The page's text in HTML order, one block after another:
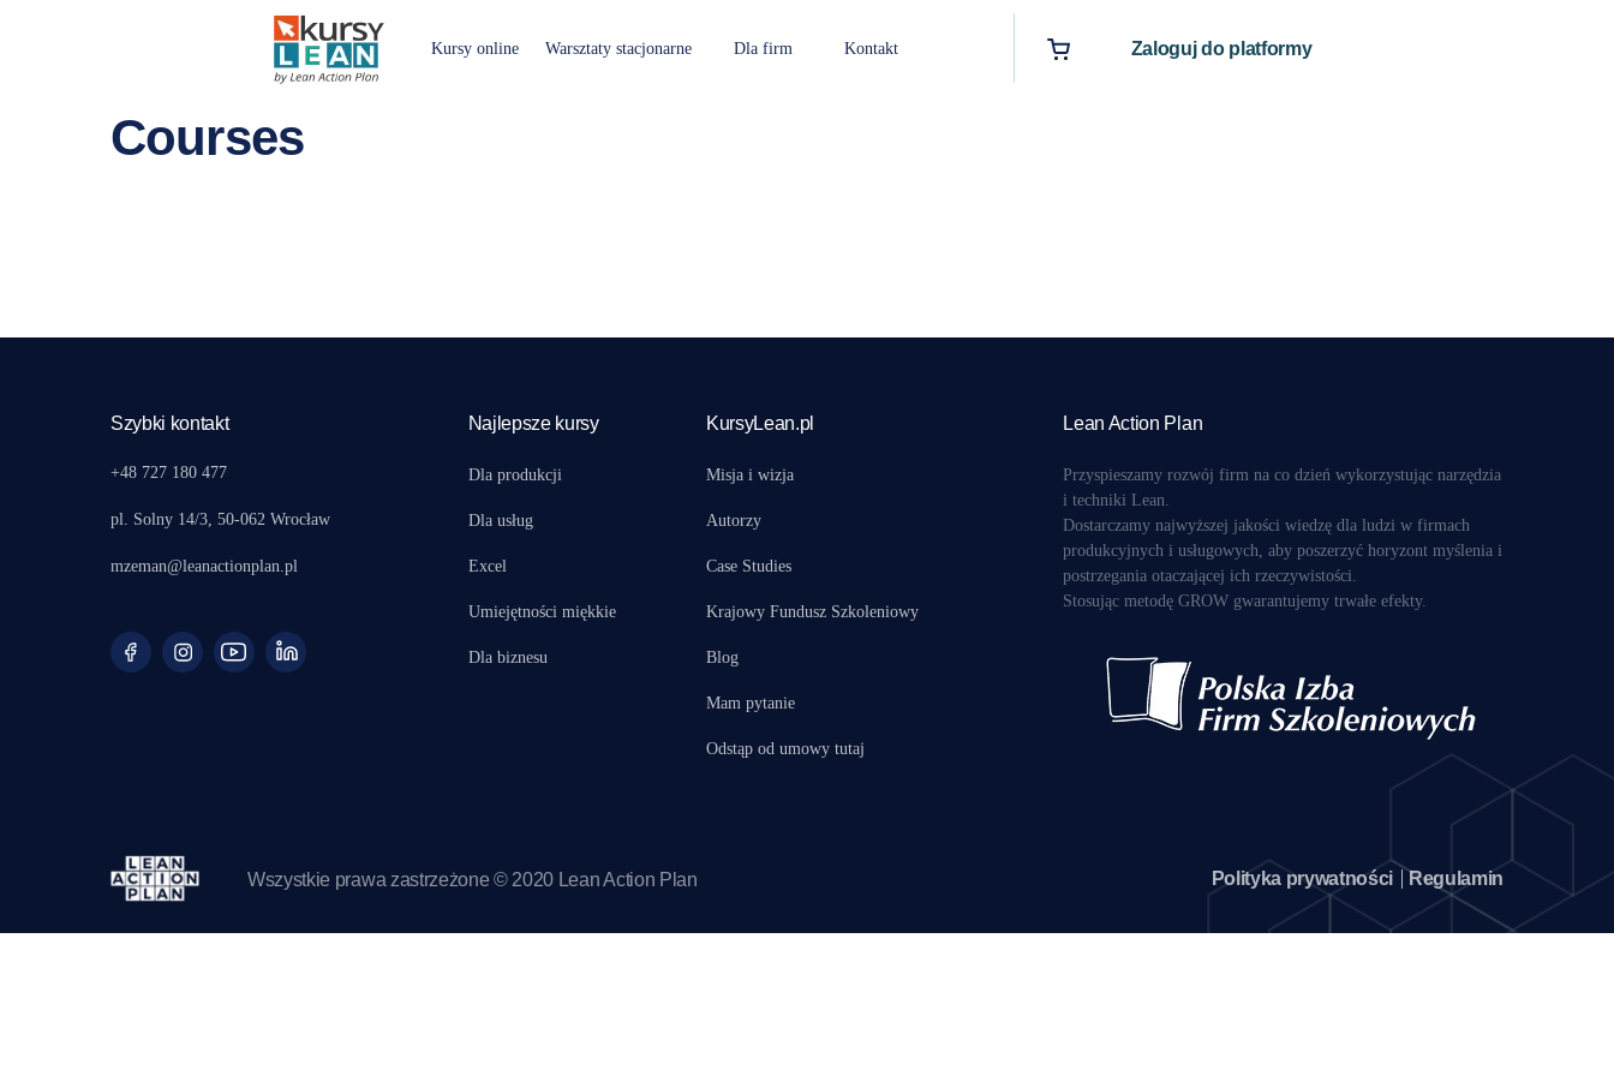
Kursy online Warsztaty stacjonarne Dla firm Kontakt Zaloguj do platformy
Courses
Szybki kontakt
+48 727 180 477
pl. Solny 14/3, 50-062 Wrocław
mzeman@leanactionplan.pl
Najlepsze kursy
Dla produkcji
Dla usług
Excel
Umiejętności miękkie
Dla biznesu
KursyLean.pl
Misja i wizja
Autorzy
Case Studies
Krajowy Fundusz Szkoleniowy
Blog
Mam pytanie
Odstąp od umowy tutaj
Lean Action Plan
Przyspieszamy rozwój firm na co dzień wykorzystując narzędzia
i techniki Lean.
Dostarczamy najwyższej jakości wiedzę dla ludzi w firmach
produkcyjnych i usługowych, aby poszerzyć horyzont myślenia i
postrzegania otaczającej ich rzeczywistości.
Stosując metodę GROW gwarantujemy trwałe efekty.
Wszystkie prawa zastrzeżone © 2020 Lean Action Plan Polityka prywatności Regulamin